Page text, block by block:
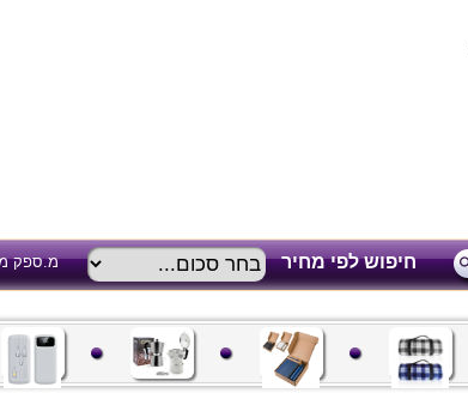
חיפוש לפי מחיר מ.ספק